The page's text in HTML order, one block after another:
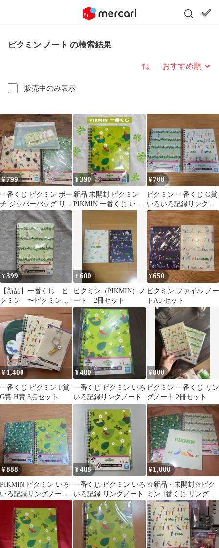
ピクミン ノート の検索結果
販売中のみ表示
並び替え
¥799
一番くじ ピクミン ポー
チ ジッパーバッグ リン
グノート 3点セット
¥390
新品 未開封 ピクミン
PIKMIN 一番くじ いろ
いろ記録 リングノート
¥700
ピクミン 一番くじ G賞
いろいろ記録リングノ
ート 2冊セット
¥399
【新品】一番くじ ピ
クミン 〜ピクミンが
いっぱいコレクショ
ン〜 リングノート
¥600
ピクミン（PIKMIN）ノ
ート 2冊セット
¥650
ピクミン ファイル ノー
トA5 セット
¥1,400
一番くじ ピクミン F賞
G賞 H賞 3点セット
¥400
一番くじ ピクミン いろ
いろ記録リングノート
¥800
ピクミン 一番くじ リン
グノート 2冊セット
¥888
PIKMIN ピクミン いろ
いろ記録リングノート
2種セット新品未使用品
です。
¥488
一番くじ ピクミン いろ
いろ記録 リングノート
¥ 1,000
☆新品・未開封☆ピク
ミン 1番くじ リングノ
ート2 ピクミンメモ帳1